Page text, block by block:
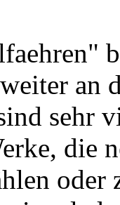
an
sehr
die